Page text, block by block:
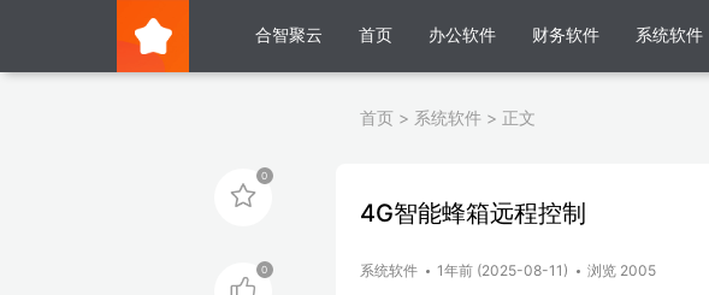
合智聚云 首页 办公软件 财务软件 系统软件
0
0
首页 > 系统软件 > 正文
4G智能蜂箱远程控制
系统软件 1年前 (2025-08-11) 浏览 2005